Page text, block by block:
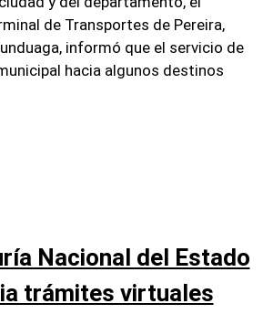
de Transportes de Pereira,
informó que el servicio de
hacia algunos destinos
Nacional del Estado
trámites virtuales